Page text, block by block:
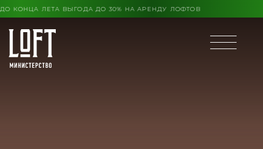
ЛЕТА ВЫГОДА ДО 30% НА АРЕНДУ ЛОФТОВ